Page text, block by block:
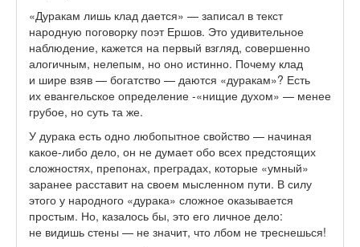
«Дуракам лишь клад дается» — записал в текст
народную поговорку поэт Ершов. Это удивительное
наблюдение, кажется на первый взгляд, совершенно
алогичным, нелепым, но оно истинно. Почему клад
и шире взяв — богатство — даются «дуракам»? Есть
их евангельское определение -«нищие духом» — менее
грубое, но суть та же.
У дурака есть одно любопытное свойство — начиная
какое-либо дело, он не думает обо всех предстоящих
сложностях, препонах, преградах, которые «умный»
заранее расставит на своем мысленном пути. В силу
этого у народного «дурака» сложное оказывается
простым. Но, казалось бы, это его личное дело:
не видишь стены — не значит, что лбом не треснешься!